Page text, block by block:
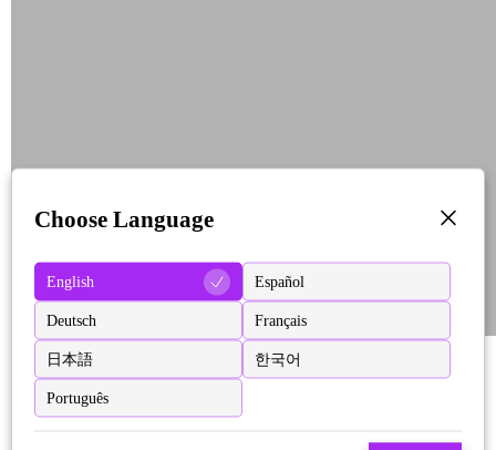
Choose Language
English Español
Deutsch Français
日本語 한국어
Português